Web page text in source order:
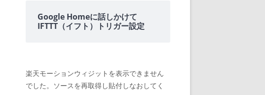
Google Homeに話しかけて
IFTTT（イフト）トリガー設定
楽天モーションウィジットを表示できません
でした。ソースを再取得し貼付しなおしてく